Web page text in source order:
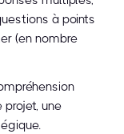
à points
(en nombre
une